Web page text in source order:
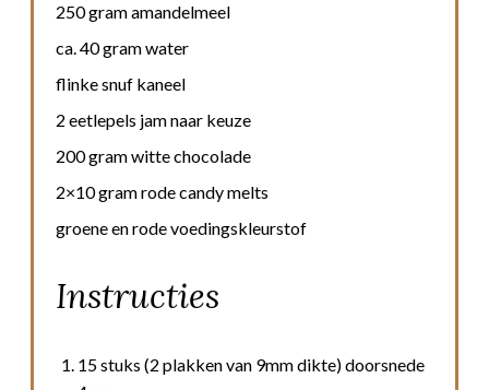
250 gram amandelmeel
ca. 40 gram water
flinke snuf kaneel
2 eetlepels jam naar keuze
200 gram witte chocolade
2×10 gram rode candy melts
groene en rode voedingskleurstof
Instructies
15 stuks (2 plakken van 9mm dikte) doorsnede